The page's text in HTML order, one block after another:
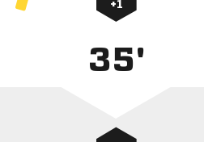
+1
35'